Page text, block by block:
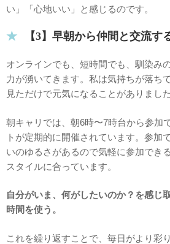
い」「心地いい」と感じるのです。
【3】早朝から仲間と交流す
オンラインでも、短時間でも、馴染み
力が湧いてきます。私は気持ちが落ち
見ただけで元気になることがありました
朝キャリでは、朝6時〜7時台から参加
トが定期的に開催されています。参加
いのゆるさがあるので気軽に参加でき
スタイルに合っています。
自分がいま、何がしたいのか？を感じ
時間を使う。
これを繰り返すことで、毎日がより彩